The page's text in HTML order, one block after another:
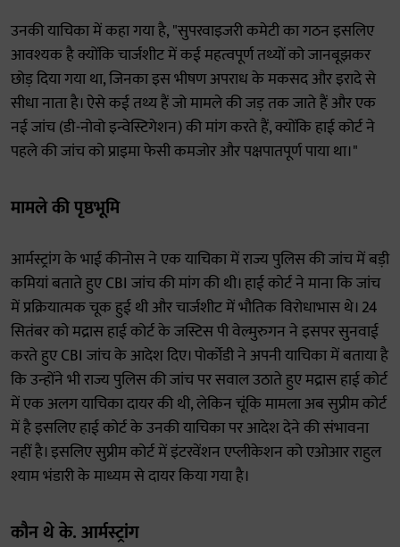
उनकी याचिका में कहा गया है, "सुपरवाइजरी कमेटी का गठन इसलिए
आवश्यक है क्योंकि चार्जशीट में कई महत्वपूर्ण तथ्यों को जानबूझकर
छोड़ दिया गया था, जिनका इस भीषण अपराध के मकसद और इरादे से
सीधा नाता है। ऐसे कई तथ्य हैं जो मामले की जड़ तक जाते हैं और एक
नई जांच (डी-नोवो इन्वेस्टिगेशन) की मांग करते हैं, क्योंकि हाई कोर्ट ने
पहले की जांच को प्राइमा फेसी कमजोर और पक्षपातपूर्ण पाया था।"
मामले कीपृष्ठभूमि
आर्मस्ट्रांग के भाई कीनोस ने एक याचिका में राज्य पुलिस की जांच में बड़ी
कमियां बताते हुए CBI जांच की मांग की थी। हाई कोर्ट ने माना कि जांच
में प्रक्रियात्मक चूक हुई थी और चार्जशीट में भौतिक विरोधाभास थे। 24
सितंबर को मद्रास हाई कोर्ट के जस्टिस पी वेल्मुरुगन ने इसपर सुनवाई
करते हुए CBI जांच के आदेश दिए। पोर्कोडी ने अपनी याचिका में बताया है
कि उन्होंने भी राज्य पुलिस की जांच पर सवाल उठाते हुए मद्रास हाई कोर्ट
में एक अलग याचिका दायर की थी, लेकिन चूंकि मामला अब सुप्रीम कोर्ट
में है इसलिए हाई कोर्ट के उनकी याचिका पर आदेश देने की संभावना
नहीं है। इसलिए सुप्रीम कोर्ट में इंटरवेंशन एप्लीकेशन को एओआर राहुल
श्याम भंडारी के माध्यम से दायर किया गया है।
कौन थे के. आर्मस्ट्रांग